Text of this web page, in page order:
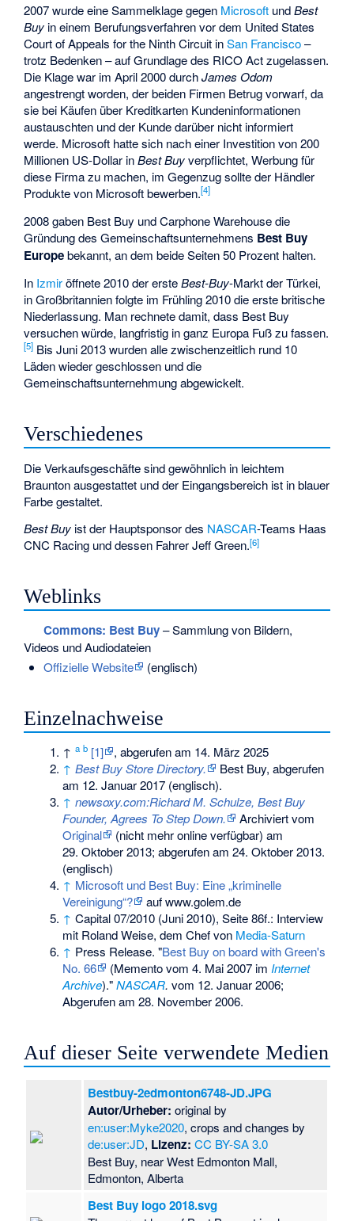
2007 wurde eine Sammelklage gegen Microsoft undBest
Buy in einem Berufungsverfahren vor dem United States
Court of Appeals for the Ninth Circuit inSan Francisco–
trotz Bedenken – auf Grundlage des RICO Actzugelassen.
Die Klage war im April 2000 durchJames Odom
angestrengt worden, der beiden Firmen Betrug vorwarf, da
sie bei Käufen über Kreditkarten Kundeninformationen
austauschten und der Kunde darüber nicht informiert
werde. Microsoft hatte sich nach einer Investition von 200
Millionen US-Dollar inBest Buyverpflichtet, Werbung für
diese Firma zu machen, im Gegenzug sollte der Händler
Produkte von Microsoft bewerben.[4]
2008 gaben Best Buy undCarphone Warehousedie
Gründung des Gemeinschaftsunternehmens Best Buy
Europebekannt, an dem beide Seiten 50 Prozent halten.
In Izmiröffnete 2010 der ersteBest-Buy-Markt der Türkei,
in Großbritannien folgte im Frühling 2010 die erste britische
Niederlassung. Man rechnete damit, dass Best Buy
versuchen würde, langfristig in ganz Europa Fuß zu fassen.
[5] Bis Juni 2013 wurden alle zwischenzeitlich rund 10
Läden wieder geschlossen und die
Gemeinschaftsunternehmung abgewickelt.
Verschiedenes
Die Verkaufsgeschäfte sind gewöhnlich in leichtem
Braunton ausgestattet und der Eingangsbereich ist in blauer
Farbe gestaltet.
Best Buy ist der Hauptsponsor des NASCAR-Teams Haas
CNC Racing und dessen FahrerJeff Green.[6]
Weblinks
Commons: Best Buy– Sammlung von Bildern,
Videos und Audiodateien
Offizielle Website
(englisch)
Einzelnachweise
↑a b [1]
, abgerufen am 14. März 2025
↑ Best Buy Store Directory. Best Buy, abgerufen
am 12. Januar 2017 (englisch).
↑ newsoxy.com:Richard M. Schulze, Best Buy
Founder, Agrees To Step Down.
Archiviert vom
Original
(nicht mehr online verfügbar) am
29. Oktober 2013; abgerufen am 24. Oktober 2013.
(englisch)
↑ Microsoft und Best Buy: Eine „kriminelle
Vereinigung“?
auf www.golem.de
↑ Capital 07/2010 (Juni 2010), Seite 86f.: Interview
mit Roland Weise, dem Chef von Media-Saturn
↑ Press Release. "Best Buy on board with Green's
No. 66
(Mementovom 4. Mai 2007 im Internet
Archive)."NASCAR. vom 12. Januar 2006;
Abgerufen am 28. November 2006.
Auf dieser Seite verwendete Medien
Bestbuy-2edmonton6748-JD.JPG
Autor/Urheber: original by
en:user:Myke2020, crops and changes by
de:user:JD, Lizenz: CC BY-SA 3.0
Best Buy, near West Edmonton Mall,
Edmonton, Alberta
Best Buy logo 2018.svg